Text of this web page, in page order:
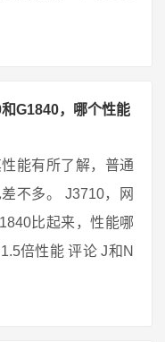
G1840，哪个性能
能有所了解，普通
不多。 J3710，网
比起来，性能哪
倍性能 评论 J和N